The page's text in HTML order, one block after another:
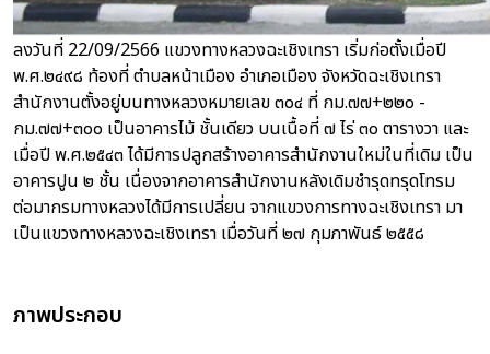
ลงวันที่ 22/09/2566 แขวงทางหลวงฉะเชิงเทรา เริ่มก่อตั้งเมื่อปี
พ.ศ.๒๔๙๘ ท้องที่ ตำบลหน้าเมือง อำเภอเมือง จังหวัดฉะเชิงเทรา
สำนักงานตั้งอยู่บนทางหลวงหมายเลข ๓๐๔ ที่ กม.๗๗+๒๒๐ -
กม.๗๗+๓๐๐ เป็นอาคารไม้ ชั้นเดียว บนเนื้อที่ ๗ ไร่ ๓๐ ตารางวา และ
เมื่อปี พ.ศ.๒๕๔๓ ได้มีการปลูกสร้างอาคารสำนักงานใหม่ในที่เดิม เป็น
อาคารปูน ๒ ชั้น เนื่องจากอาคารสำนักงานหลังเดิมชำรุดทรุดโทรม
ต่อมากรมทางหลวงได้มีการเปลี่ยน จากแขวงการทางฉะเชิงเทรา มา
เป็นแขวงทางหลวงฉะเชิงเทรา เมื่อวันที่ ๒๗ กุมภาพันธ์ ๒๕๕๘
ภาพประกอบ